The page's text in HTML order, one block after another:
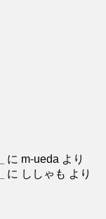
に m-ueda より
に ししゃも より